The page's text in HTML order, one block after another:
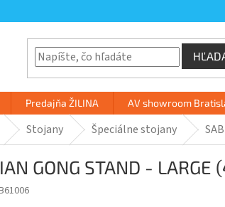
Predajňa ŽILINA AV showroom
Stojany Špeciálne stojany
GONG STAND -